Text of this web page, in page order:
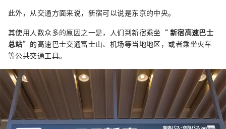
此外，从交通方面来说，新宿可以说是东京的中央。
其使用人数众多的原因之一是，人们到新宿乘坐“ 新宿高速巴士
总站”的高速巴士交通富士山、机场等当地地区，或者乘坐火车
等公共交通工具。